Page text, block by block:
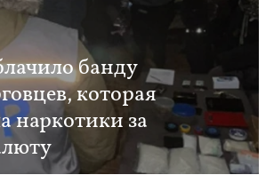
банду
которая
наркотики за